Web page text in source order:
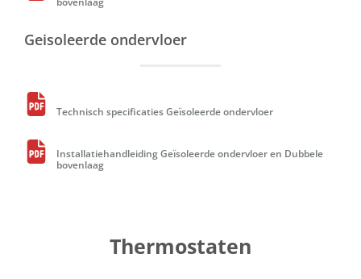
Geisoleerde ondervloer
Technisch specificaties Geïsoleerde ondervloer
Installatiehandleiding Geïsoleerde ondervloer en Dubbele
bovenlaag
Thermostaten